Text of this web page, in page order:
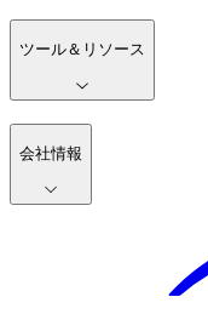
ツール＆リソース
会社情報